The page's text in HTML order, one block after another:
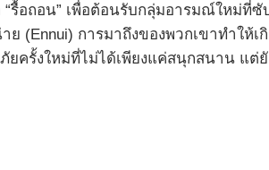
รื้อถอน” เพื่อต้อนรับกลุ่มอารมณ์ใหม่ที่ซั
(Ennui) การมาถึงของพวกเขาทำให้เ
ครั้งใหม่ที่ไม่ได้เพียงแค่สนุกสนาน แต่